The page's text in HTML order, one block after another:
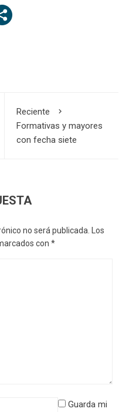
Reciente
Formativas y mayores
con fecha siete
no será publicada.
Los
con *
Guarda mi